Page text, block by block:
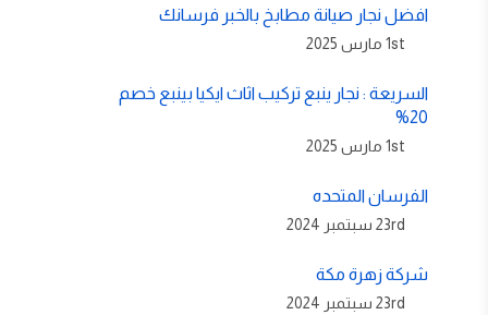
افضل نجار صيانة مطابخ بالخبر فرسانك
1st مارس 2025
السريعة : نجار ينبع تركيب اثاث ايكيا بينبع خصم
20%
1st مارس 2025
الفرسان المتحده
23rd سبتمبر 2024
شركة زهرة مكة
23rd سبتمبر 2024